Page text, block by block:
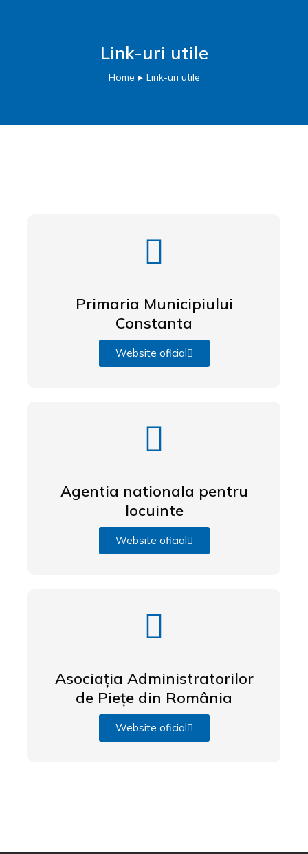
Link-uri utile
Home Link-uri utile
Primaria Municipiului
Constanta
Website oficial
Agentia nationala pentru
locuinte
Website oficial
Asociația Administratorilor
de Piețe din România
Website oficial